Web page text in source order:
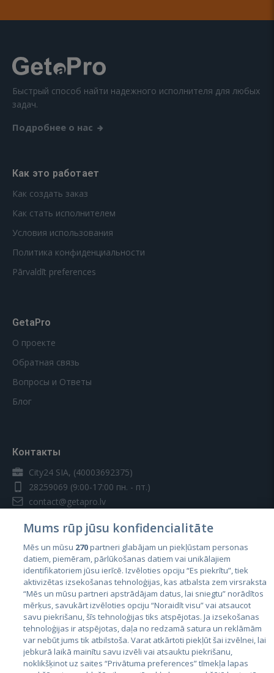
Быстрый способ найти надежного исполнителя для любых
задач.
Подробнее о нас
Как это работает
Как создать заказ
Как стать исполнителем
Условия использования
Политика конфиденциальности
Pārvaldīt preferences
GetaPro
О проекте
Обратная связь
Вопросы и Ответы
Блог
Контакты
City24 SIA, (40003692375)
28259069 (9:00-17:00 пн. - пт.)
contact@getapro.lv
Страны
Эстония
Латвия
Литва
Mums rūp jūsu konfidencialitāte
Mēs un mūsu 270partneri glabājam un piekļūstam personas
datiem, piemēram, pārlūkošanas datiem vai unikālajiem
identifikatoriem jūsu ierīcē. Izvēloties opciju “Es piekrītu”, tiek
aktivizētas izsekošanas tehnoloģijas, kas atbalsta zem virsraksta
“Mēs un mūsu partneri apstrādājam datus, lai sniegtu” norādītos
mērķus, savukārt izvēloties opciju “Noraidīt visu” vai atsaucot
savu piekrišanu, šīs tehnoloģijas tiks atspējotas. Ja izsekošanas
tehnoloģijas ir atspējotas, daļa no redzamā satura un reklāmām
var nebūt jums tik atbilstoša. Varat atkārtoti piekļūt šai izvēlnei, lai
jebkurā laikā mainītu savu izvēli vai atsauktu piekrišanu,
noklikšķinot uz saites “Privātuma preferences” tīmekļa lapas